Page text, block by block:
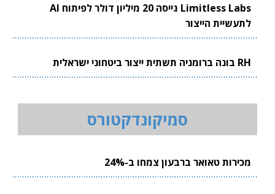
Limitless Labs גייסה 20 מיליון דולר לפיתוח AI
לתעשיית הייצור
RH בונה ברומניה תשתית ייצור ביטחוני ישראלית
סמיקונדקטורס
מכירות טאואר ברבעון צמחו ב-24%